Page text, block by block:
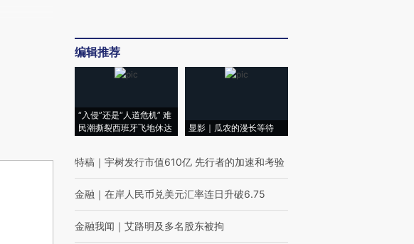
编辑推荐
“入侵”还是“人道危机” 难
民潮撕裂西班牙飞地休达
显影｜瓜农的漫长等待
特稿 ｜ 宇树发行市值610亿 先行者的加速和考验
金融 ｜ 在岸人民币兑美元汇率连日升破6.75
金融我闻 ｜ 艾路明及多名股东被拘